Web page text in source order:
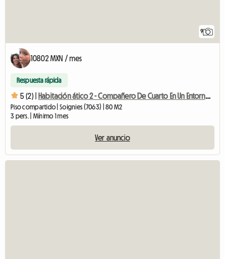
9
10802 MXN / mes
Respuesta rápida
5 (2) | Habitación ático 2 - Compañero De Cuarto En Un Entorno Verde
Piso compartido | Soignies (7063) | 80 M2
3 pers. | Mínimo 1 mes
Ver anuncio